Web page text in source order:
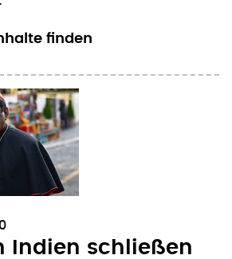
finden
Indien schließen